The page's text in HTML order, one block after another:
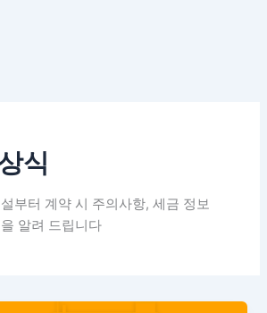
식
부터 계약 시 주의사항, 세금 정보
알려 드립니다